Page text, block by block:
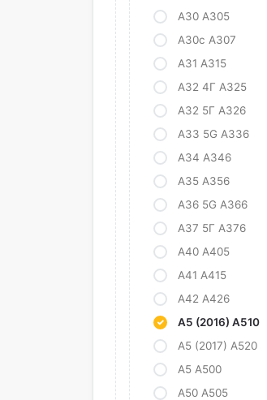
A30 A305
А30с А307
А31 А315
А32 4Г А325
А32 5Г А326
A33 5G A336
А34 А346
А35 А356
A36 5G A366
А37 5Г А376
А40 А405
A41 A415
А42 А426
А5 (2016) А510
А5 (2017) А520
А5 А500
А50 А505